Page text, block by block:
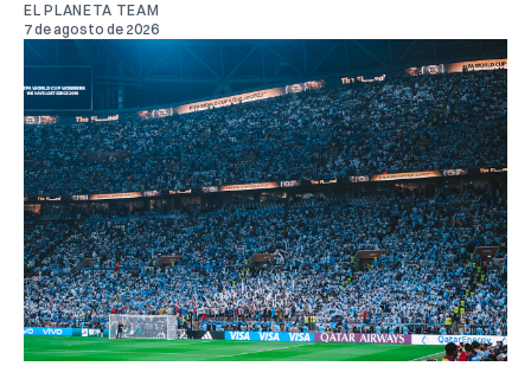
EL PLANETA TEAM
7 de agosto de 2026